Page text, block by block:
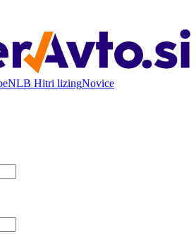
NLB Hitri lizingNovice